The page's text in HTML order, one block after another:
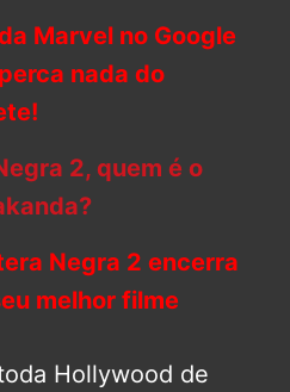
Marvel no Google
nada do
2, quem é o
Negra 2 encerra
melhor filme
Hollywood de